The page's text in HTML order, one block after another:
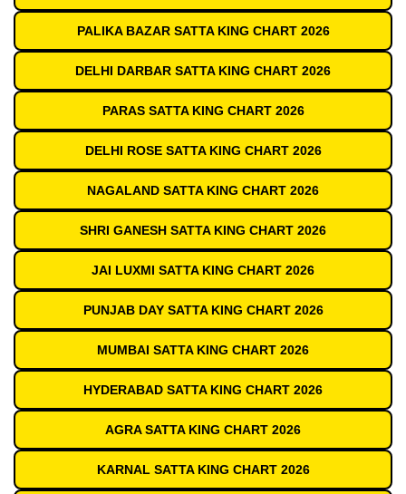
PALIKA BAZAR SATTA KING CHART 2026
DELHI DARBAR SATTA KING CHART 2026
PARAS SATTA KING CHART 2026
DELHI ROSE SATTA KING CHART 2026
NAGALAND SATTA KING CHART 2026
SHRI GANESH SATTA KING CHART 2026
JAI LUXMI SATTA KING CHART 2026
PUNJAB DAY SATTA KING CHART 2026
MUMBAI SATTA KING CHART 2026
HYDERABAD SATTA KING CHART 2026
AGRA SATTA KING CHART 2026
KARNAL SATTA KING CHART 2026